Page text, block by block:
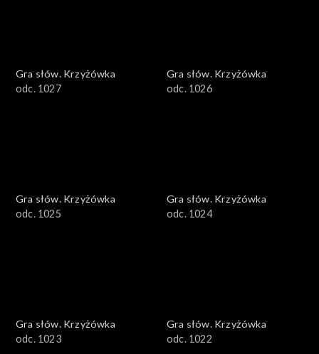
Gra słów. Krzyżówka
odc. 1027
Gra słów. Krzyżówka
odc. 1026
Gra słów. Krzyżówka
odc. 1025
Gra słów. Krzyżówka
odc. 1024
Gra słów. Krzyżówka
odc. 1023
Gra słów. Krzyżówka
odc. 1022